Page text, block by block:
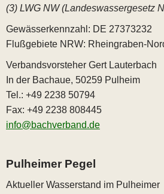
(3) LWG NW (Landeswassergesetz
Gewässerkennzahl: DE 27373232
Flußgebiete NRW: Rheingraben-
Verbandsvorsteher Gert Lauterbach
In der Bachaue, 50259 Pulheim
Tel.: +49 2238 50794
Fax: +49 2238 808445
info@bachverband.de
Pulheimer Pegel
Aktueller Wasserstand im Pulheimer